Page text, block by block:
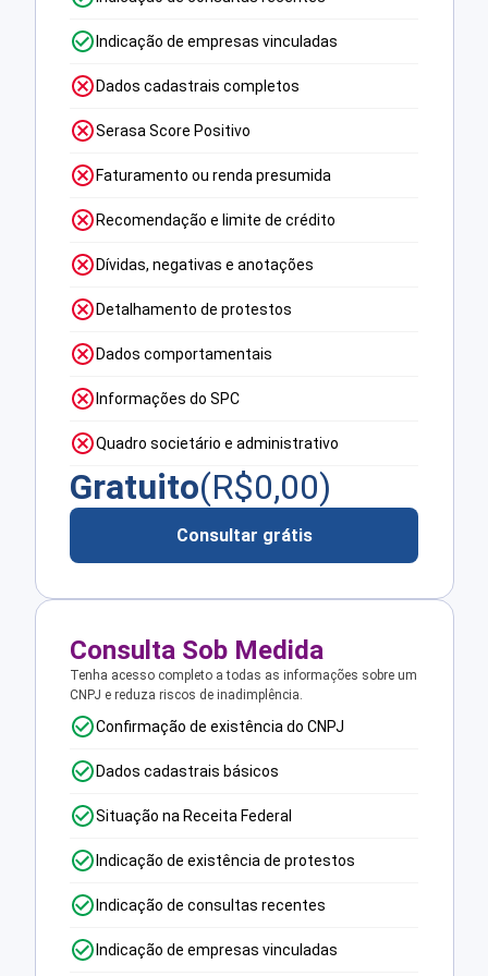
Indicação de empresas vinculadas
Dados cadastrais completos
Serasa Score Positivo
Faturamento ou renda presumida
Recomendação e limite de crédito
Dívidas, negativas e anotações
Detalhamento de protestos
Dados comportamentais
Informações do SPC
Quadro societário e administrativo
Gratuito(R$0,00)
Consultar grátis
Consulta Sob Medida
Tenha acesso completo a todas as informações sobre um
CNPJ e reduza riscos de inadimplência.
Confirmação de existência do CNPJ
Dados cadastrais básicos
Situação na Receita Federal
Indicação de existência de protestos
Indicação de consultas recentes
Indicação de empresas vinculadas